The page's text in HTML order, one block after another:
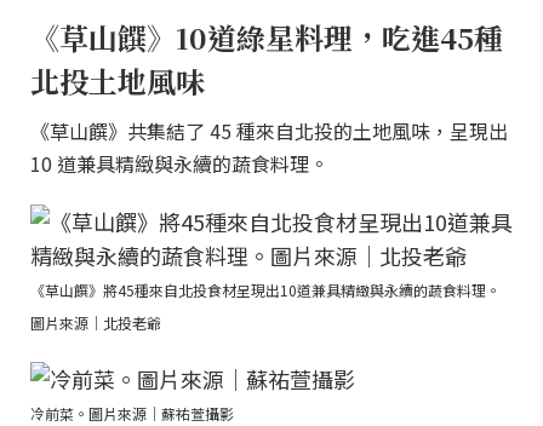
《草山饌》10道綠星料理，吃進45種
北投土地風味
《草山饌》共集結了 45 種來自北投的土地風味，呈現出
10 道兼具精緻與永續的蔬食料理。
《草山饌》將45種來自北投食材呈現出10道兼具精緻與永續的蔬食料理。
圖片來源｜北投老爺
冷前菜。圖片來源｜蘇祐萱攝影